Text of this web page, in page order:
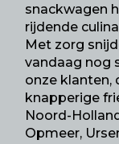
snackwagen
rijdende
Met zorg
vandaag nog
onze klanten,
knapperige
Noord-
Opmeer,